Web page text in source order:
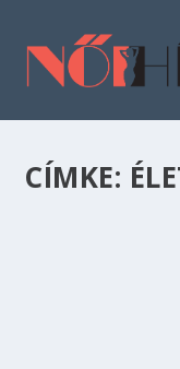
CÍMKE: